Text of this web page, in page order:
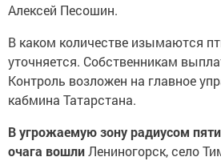
Алексей Песошин.
В каком количестве изымаются
уточняется. Собственникам
Контроль возложен на главное
кабмина Татарстана.
В угрожаемую зону радиусом
очага вошлиЛениногорск, село